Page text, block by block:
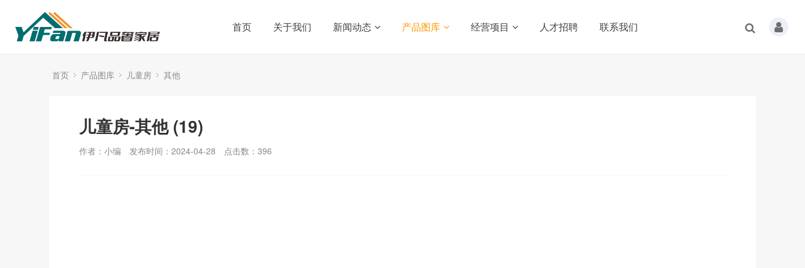
首页 关于我们 新闻动态 产品图库 经营项目 人才招聘 联系我们
首页 产品图库 儿童房 其他
儿童房-其他 (19)
作者：小编 发布时间：2024-04-28 点击数： 396